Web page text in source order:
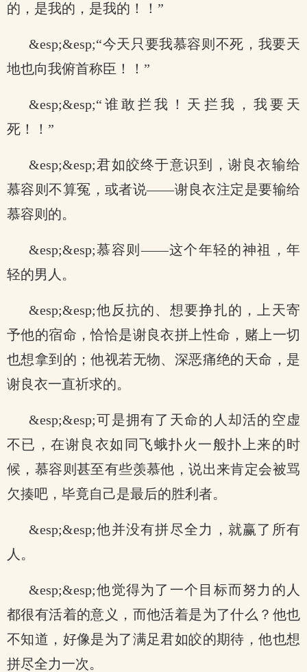
的，是我的，是我的！！”
&esp;&esp;“今天只要我慕容则不死，我要天
地也向我俯首称臣！！”
&esp;&esp;“谁敢拦我！天拦我，我要天
死！！”
&esp;&esp;君如皎终于意识到，谢良衣输给
慕容则不算冤，或者说——谢良衣注定是要输给
慕容则的。
&esp;&esp;慕容则——这个年轻的神祖，年
轻的男人。
&esp;&esp;他反抗的、想要挣扎的，上天寄
予他的宿命，恰恰是谢良衣拼上性命，赌上一切
也想拿到的；他视若无物、深恶痛绝的天命，是
谢良衣一直祈求的。
&esp;&esp;可是拥有了天命的人却活的空虚
不已，在谢良衣如同飞蛾扑火一般扑上来的时
候，慕容则甚至有些羡慕他，说出来肯定会被骂
欠揍吧，毕竟自己是最后的胜利者。
&esp;&esp;他并没有拼尽全力，就赢了所有
人。
&esp;&esp;他觉得为了一个目标而努力的人
都很有活着的意义，而他活着是为了什么？他也
不知道，好像是为了满足君如皎的期待，他也想
拼尽全力一次。